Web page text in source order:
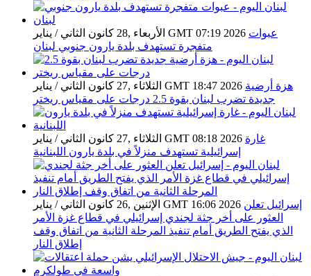
الأربعاء ,28 كانون الثاني / يناير GMT 07:19 2026 عبوات
متفجرة تستهدف بلدة يارون جنوبي لبنان
الثلاثاء ,27 كانون الثاني / يناير GMT 18:47 2026 هزة أرضية
جديدة تضرب لبنان بقوة 2.5 درجات على مقياس ريختر
الثلاثاء ,27 كانون الثاني / يناير GMT 08:18 2026 غارة
إسرائيلية تستهدف منزلاً في بلدة يارون اللبنانية
الإثنين ,26 كانون الثاني / يناير GMT 16:06 2026 إسرائيل تعلن
العثور على أخر جثة لجندي إسرائيلي في قطاع غزة الأمر
الذي يفتح الطريق أمام تنفيذ المرحلة الثانية من اتفاق وقف
إطلاق النار